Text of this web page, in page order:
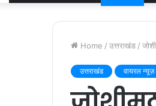
Home / उत्तराखंड /
उत्तराखंड वायरल न्यूज़